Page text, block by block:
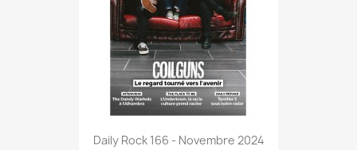
Daily Rock 166 - Novembre 2024